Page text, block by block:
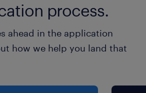
日稼働）
process.
ahead in the application
how we help you land that